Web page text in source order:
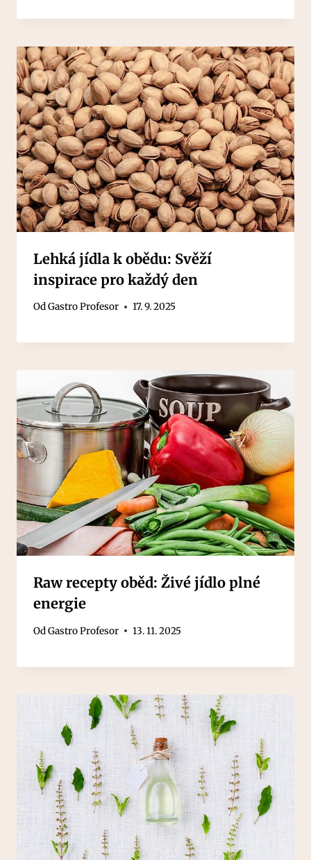
Lehká jídla k obědu: Svěží
inspirace pro každý den
OdGastro Profesor 17. 9. 2025
Raw recepty oběd: Živé jídlo plné
energie
OdGastro Profesor 13. 11. 2025